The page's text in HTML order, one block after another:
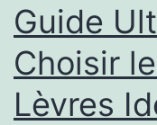
Guide
Choisir
Lèvres